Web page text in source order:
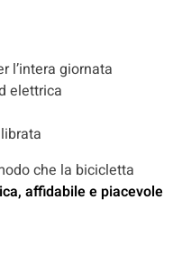
l’intera giornata
elettrica
che la bicicletta
affidabile e piacevole